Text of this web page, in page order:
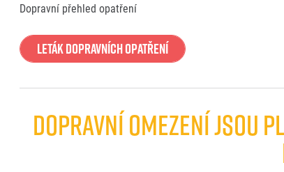
Dopravní přehled opatření
Leták dopravních opatření
DOPRAVNÍ OMEZENÍ JSOU